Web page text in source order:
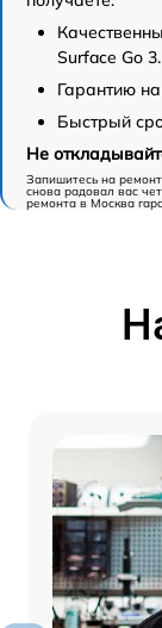
Surface Go 3.
Гарантию
Быстрый
Не
Запишитесь на
снова радовал вас
ремонта в Москва